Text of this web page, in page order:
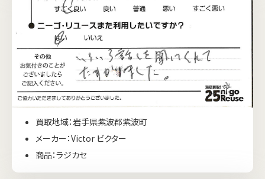
買取地域：岩手県紫波郡紫波町
メーカー：Victor ビクター
商品：ラジカセ